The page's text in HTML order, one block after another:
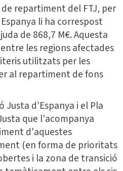
repartiment del FTJ, per
li ha correspost
de 868,7 M€. Aquesta
les regions afectades
utilitzats per les
al repartiment de fons
Justa d'Espanya i el Pla
que l'acompanya
d'aquestes
(en forma de prioritats
i la zona de transició